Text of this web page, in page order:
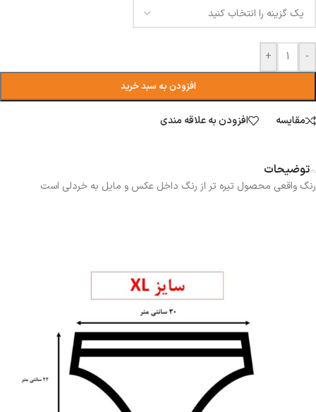
-
+
افزودن به سبد خرید
مقایسه افزودن به علاقه مندی
توضیحات
رنگ واقعی محصول تیره تر از رنگ داخل عکس و مایل به خردلی است